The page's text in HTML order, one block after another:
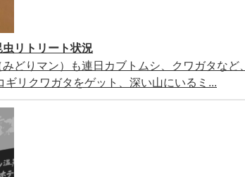
虫リトリート状況
どりマン）も連日カブトムシ、クワガタなど、
リクワガタをゲット、深い山にいるミ...